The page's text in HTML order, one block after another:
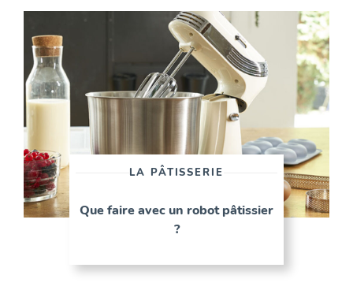
LA PÂTISSERIE
Que faire avec un robot pâtissier
?